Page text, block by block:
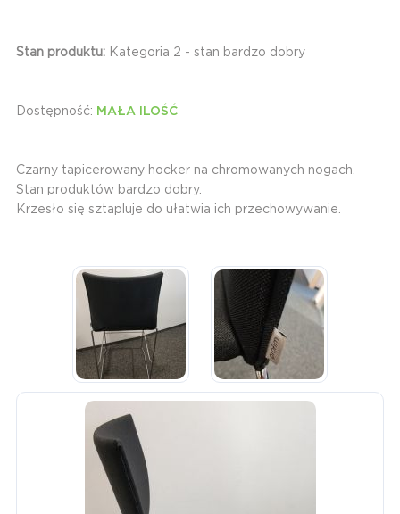
Stan produktu: Kategoria 2 - stan bardzo dobry
Dostępność: MAŁA ILOŚĆ
Czarny tapicerowany hocker na chromowanych nogach.
Stan produktów bardzo dobry.
Krzesło się sztapluje do ułatwia ich przechowywanie.